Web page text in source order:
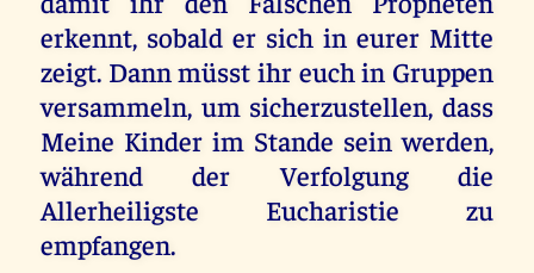
erkennt, sobald er sich in eurer Mitte
zeigt. Dann müsst ihr euch in Gruppen
versammeln, um sicherzustellen, dass
Meine Kinder im Stande sein werden,
während der Verfolgung die
Allerheiligste Eucharistie zu
empfangen.